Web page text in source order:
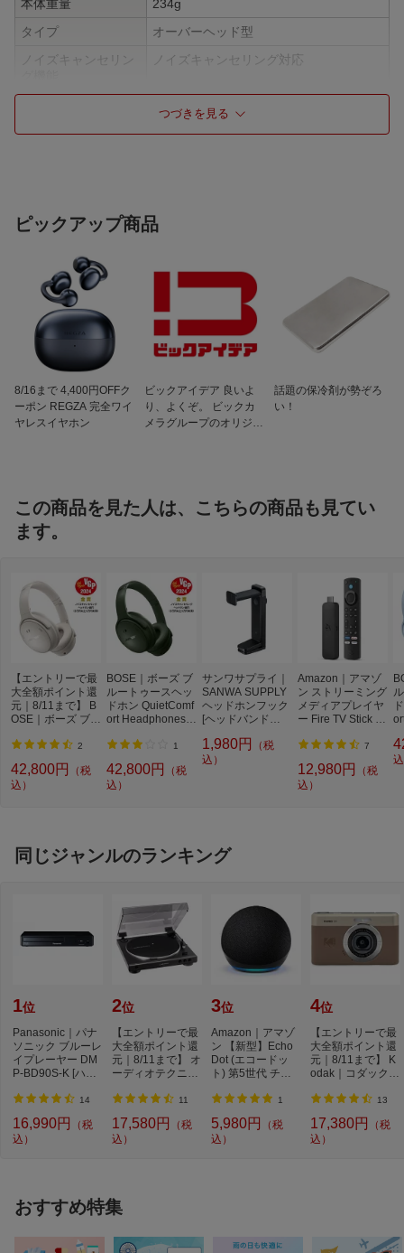
本体重量
234g
タイプ
オーバーヘッド型
ノイズキャンセリン
ノイズキャンセリング対応
Bluetooth 対応プロ
HFP/HSP/A2DP/AVRCP/BLE
ック
充電端子
USB Type-C
音楽再生時間
最大24時間
イヤホン充電時間
約2.5時間
急速充電(mm分充電/
mm分再生)
防水・防滴
防水・防滴非対応
付属品
キャリーケース、USBType-Cケーブル、
インラインマイク付きオーディオケーブ
つづきを見る
ピックアップ商品
8/16まで 4,400円OFFク
ーポン REGZA 完全ワイ
ヤレスイヤホン
ビックアイデア 良いよ
り、よくぞ。 ビックカ
メラグループのオリジナ
話題の保冷剤が勢ぞろ
い！
この商品を見た人は、こちらの商品も見てい
ます。
【エントリーで最
大全額ポイント還
元｜8/11まで】 B
OSE｜ボーズ ブル
ホン QuietComfort
e Smoke QuietCo
mfortHPWHT [オ
5】
2
42,800円
（税
込）
BOSE｜ボーズ ブ
ルートゥースヘッ
ドホン QuietComf
ort Headphones C
etComfortHPGRN
/ノイズキャンセリ
ング対応 /Bluetoot
1
42,800円
（税
込）
サンワサプライ｜
SANWA SUPPLY
ヘッドホンフック
[ヘッドバンド
式 2WAY PDA-ST
N25BK[PDASTN2
1,980円
（税
込）
Amazon｜アマゾ
ン ストリーミング
メディアプレイヤ
ー Fire TV Stick 4
0BW37QY2V 7
12,980円
（税
込）
同じジャンルのランキング
1位
Panasonic｜パナ
ソニック ブルーレ
イプレーヤー DM
P-BD90S-K [ハイ
用...
14
16,990円
（税
込）
2位
【エントリーで最
大全額ポイント還
元｜8/11まで】 オ
ーディオテクニカ
11
17,580円
（税
込）
3位
Amazon｜アマゾ
ン 【新型】Echo
Dot (エコードッ
ト) 第5世代 チャ
LG [...
1
5,980円
（税
込）
4位
【エントリーで最
大全額ポイント還
元｜8/11まで】 K
odak｜コダック K
ン...
13
17,380円
（税
込）
おすすめ特集